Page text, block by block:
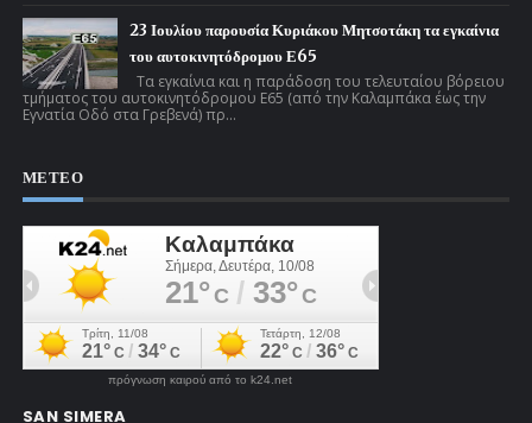
23 Ιουλίου παρουσία Κυριάκου Μητσοτάκη τα εγκαίνια
του αυτοκινητόδρομου Ε65
Τα εγκαίνια και η παράδοση του τελευταίου βόρειου
τμήματος του αυτοκινητόδρομου Ε65 (από την Καλαμπάκα έως την
Εγνατία Οδό στα Γρεβενά) πρ...
ΜΕΤΕΟ
πρόγνωση καιρού από το k24.net
SAN SIMERA